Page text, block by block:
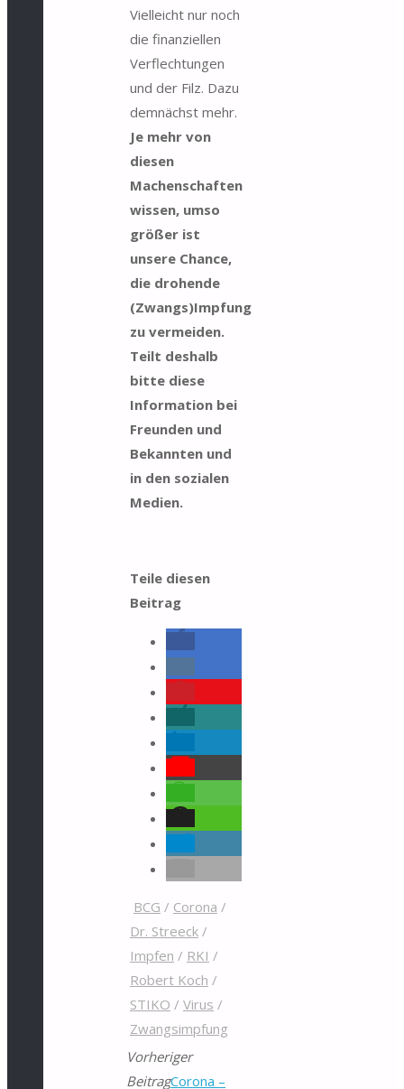
Vielleicht nur noch
die finanziellen
Verflechtungen
und der Filz. Dazu
demnächst mehr.
Je mehr von
diesen
Machenschaften
wissen, umso
größer ist
unsere Chance,
die drohende
(Zwangs)Impfung
zu vermeiden.
Teilt deshalb
bitte diese
Information bei
Freunden und
Bekannten und
in den sozialen
Medien.
Teile diesen
Beitrag
BCG / Corona /
Dr. Streeck/
Impfen / RKI /
Robert Koch /
STIKO / Virus /
Zwangsimpfung
Vorheriger
BeitragCorona –